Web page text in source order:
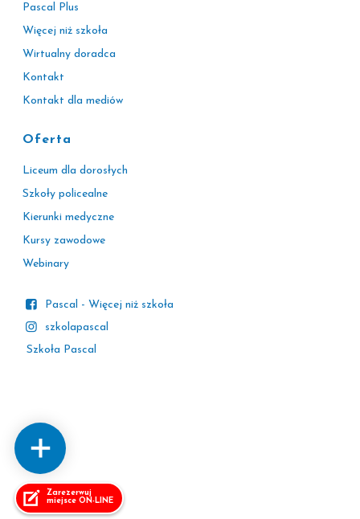
Zarezerwuj
miejsce ON-LINE
Pascal Plus
Więcej niż szkoła
Wirtualny doradca
Kontakt
Kontakt dla mediów
Oferta
Liceum dla dorosłych
Szkoły policealne
Kierunki medyczne
Kursy zawodowe
Webinary
Pascal - Więcej niż szkoła
szkolapascal
Szkoła Pascal